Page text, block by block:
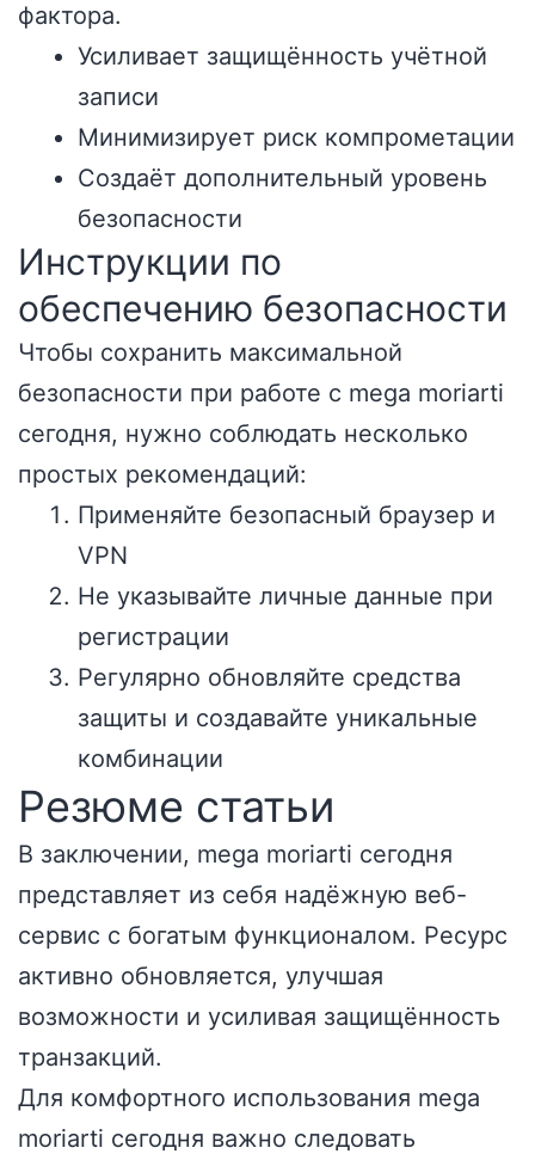
фактора.
Усиливает защищённость учётной
записи
Минимизирует риск компрометации
Создаёт дополнительный уровень
безопасности
Инструкции по
обеспечению безопасности
Чтобы сохранить максимальной
безопасности при работе с mega moriarti
сегодня, нужно соблюдать несколько
простых рекомендаций:
Применяйте безопасный браузер и
VPN
Не указывайте личные данные при
регистрации
Регулярно обновляйте средства
защиты и создавайте уникальные
комбинации
Резюме статьи
В заключении, mega moriarti сегодня
представляет из себя надёжную веб-
сервис с богатым функционалом. Ресурс
активно обновляется, улучшая
возможности и усиливая защищённость
транзакций.
Для комфортного использования mega
moriarti сегодня важно следовать